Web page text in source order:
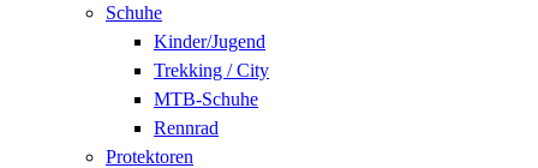
Schuhe
Kinder/Jugend
Trekking / City
MTB-Schuhe
Rennrad
Protektoren